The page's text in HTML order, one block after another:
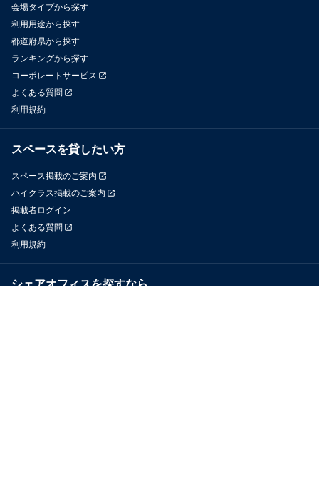
会場タイプから探す
利用用途から探す
都道府県から探す
ランキングから探す
コーポレートサービス
よくある質問
利用規約
スペースを貸したい方
スペース掲載のご案内
ハイクラス掲載のご案内
掲載者ログイン
よくある質問
利用規約
シェアオフィスを探すなら